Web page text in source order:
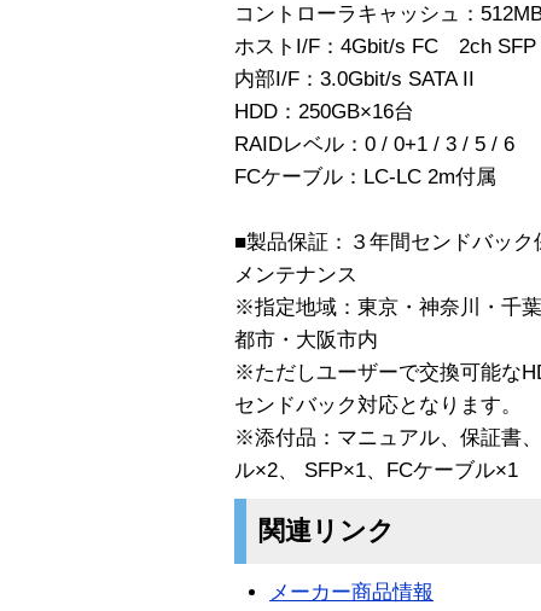
コントローラキャッシュ：
ホストI/F：4Gbit/s FC 2ch SFP
内部I/F：3.0Gbit/s SATA II
HDD：250GB×16台
RAIDレベル：0 / 0+1 / 3 / 5 / 6
FCケーブル：LC-LC 2m付属
■製品保証：３年間センドバッ
メンテナンス
※指定地域：東京・神奈川・千
都市・大阪市内
※ただしユーザーで交換可能な
センドバック対応となります。
※添付品：マニュアル、保証書
ル×2、 SFP×1、FCケーブル×1
関連リンク
メーカー商品情報